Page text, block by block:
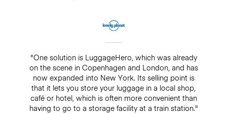
"One solution is LuggageHero, which was already
on the scene in Copenhagen and London, and has
now expanded into New York. Its selling point is
that it lets you store your luggage in a local shop,
café or hotel, which is often more convenient than
having to go to a storage facility at a train station."